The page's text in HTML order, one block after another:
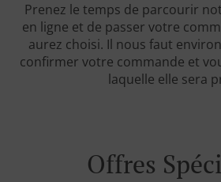
Prenez le temps de parcourir
en ligne et de passer votre
aurez choisi. Il nous faut
confirmer votre commande et
laquelle elle sera
Offres